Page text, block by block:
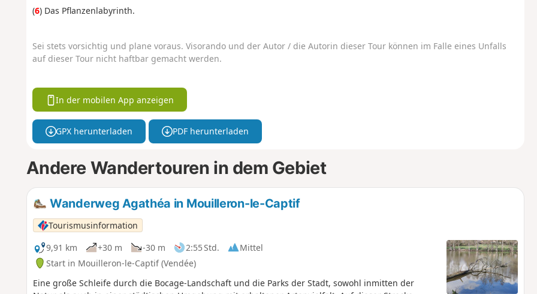
(6) Das Pflanzenlabyrinth.
Sei stets vorsichtig und plane voraus. Visorando und der Autor / die Autorin dieser Tour können im Falle eines Unfalls
auf dieser Tour nicht haftbar gemacht werden.
In der mobilen App anzeigen
GPX herunterladen PDF herunterladen
Andere Wandertouren in dem Gebiet
Wanderweg Agathéa in Mouilleron-le-Captif
Tourismusinformation
9,91 km
+30 m -30 m 2:55 Std.
Mittel
Start in Mouilleron-le-Captif (Vendée)
Eine große Schleife durch die Bocage-Landschaft und die Parks der Stadt, sowohl inmitten der